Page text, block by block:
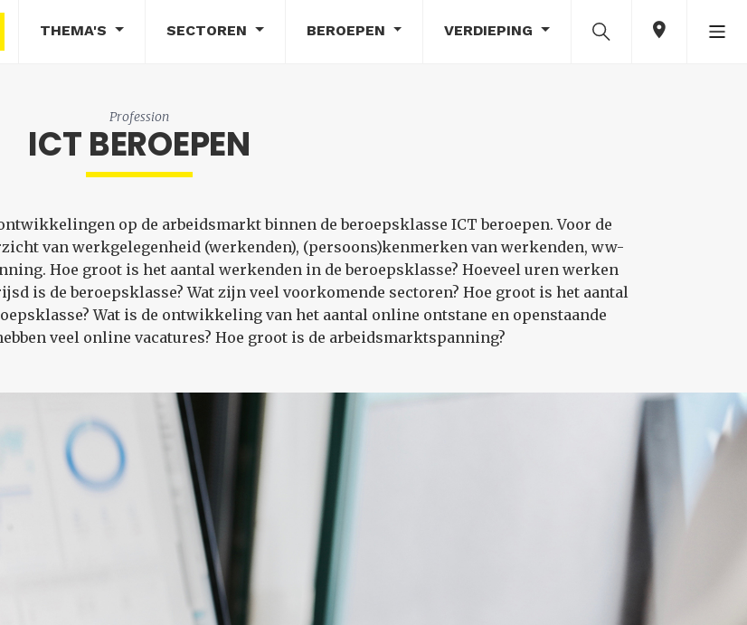
THEMA'S SECTOREN BEROEPEN VERDIEPING
Profession
ICT BEROEPEN
op de arbeidsmarkt binnen de beroepsklasse ICT beroepen. Voor de
van werkgelegenheid (werkenden), (persoons)kenmerken van werkenden, ww-
Hoe groot is het aantal werkenden in de beroepsklasse? Hoeveel uren werken
is de beroepsklasse? Wat zijn veel voorkomende sectoren? Hoe groot is het aantal
Wat is de ontwikkeling van het aantal online ontstane en openstaande
veel online vacatures? Hoe groot is de arbeidsmarktspanning?